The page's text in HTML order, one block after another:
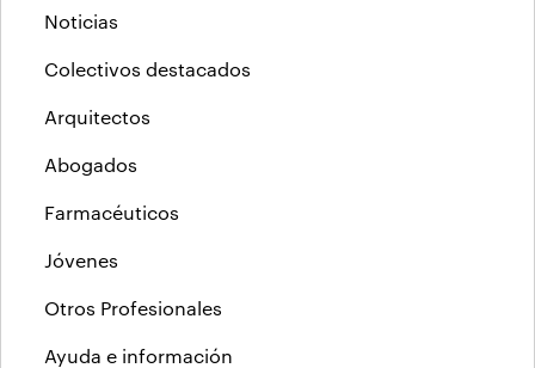
Noticias
Colectivos destacados
Arquitectos
Abogados
Farmacéuticos
Jóvenes
Otros Profesionales
Ayuda e información